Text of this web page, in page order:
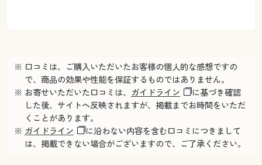
※ 口コミは、ご購入いただいたお客様の個人的な感想ですの
で、商品の効果や性能を保証するものではありません。
※ お寄せいただいた口コミは、 ガイドライン
に基づき確認
した後、サイトへ反映されますが、掲載までお時間をいただ
くことがあります。
※ ガイドライン
に沿わない内容を含む口コミにつきまして
は、掲載できない場合がございますので、ご了承ください。